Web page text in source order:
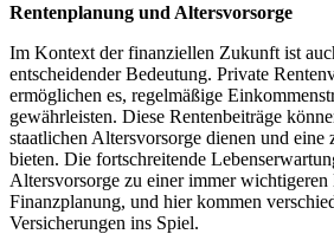
Rentenplanung und Altersvorsorge
Im Kontext der finanziellen Zukunft ist
entscheidender Bedeutung. Private
ermöglichen es, regelmäßige
gewährleisten. Diese Rentenbeiträge
staatlichen Altersvorsorge dienen und eine
bieten. Die fortschreitende
Altersvorsorge zu einer immer
Finanzplanung, und hier kommen
Versicherungen ins Spiel.